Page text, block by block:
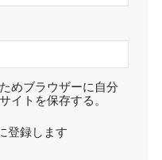
めブラウザーに自分
イトを保存する。
登録します